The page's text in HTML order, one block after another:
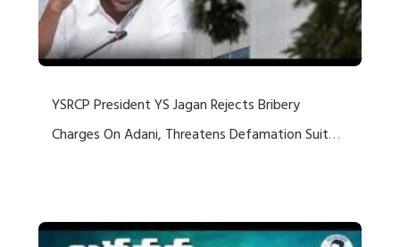
YSRCP President YS Jagan Rejects Bribery
Charges On Adani, Threatens Defamation Suit